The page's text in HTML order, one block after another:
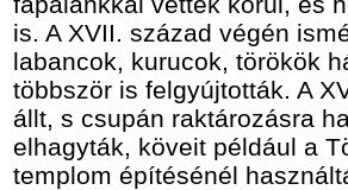
is. A XVII. század végén
labancok, kurucok, törökök
többször is felgyújtották. A
állt, s csupán raktározásra
elhagyták, köveit például a
templom építésénél